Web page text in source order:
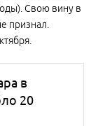
Свою вину в
признал.
в
20